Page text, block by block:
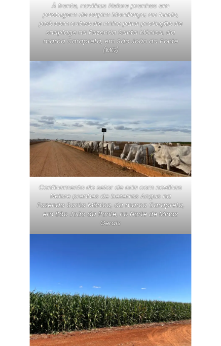
À frente, novilhas Nelore prenhes em
pastagem de capim Mombaça; ao fundo,
pivô com cultivo de milho para produção de
snaplage na Fazenda Santa Mônica, da
marca Carapreta, em São João da Ponte
(MG)
Confinamento do setor de cria com novilhas
Nelore prenhes de bezerros Angus na
Fazenda Santa Mônica, da marca Carapreta,
em São João da Ponte, no Norte de Minas
Gerais